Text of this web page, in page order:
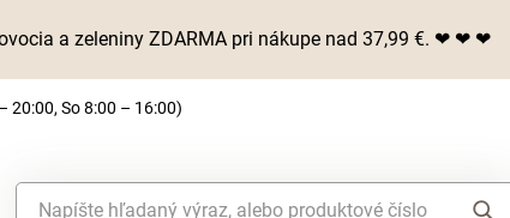
a zeleniny ZDARMA pri nákupe nad 37,99 €. ❤ ❤ ❤
20:00, So 8:00 – 16:00)